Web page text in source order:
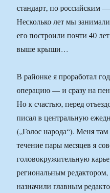
стандарт, по российским
Несколько лет мы
его построили почти 40
выше крыши…
В районке я проработал
операцию — и сразу на
Но к счастью, перед
писал в центральную
(„Голос народа“). Меня
течение пары месяцев я
головокружительную
региональным редактором,
назначили главным